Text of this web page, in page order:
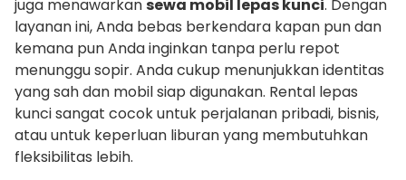
juga menawarkansewa mobil lepas kunci. Dengan
layanan ini, Anda bebas berkendara kapan pun dan
kemana pun Anda inginkan tanpa perlu repot
menunggu sopir. Anda cukup menunjukkan identitas
yang sah dan mobil siap digunakan. Rental lepas
kunci sangat cocok untuk perjalanan pribadi, bisnis,
atau untuk keperluan liburan yang membutuhkan
fleksibilitas lebih.